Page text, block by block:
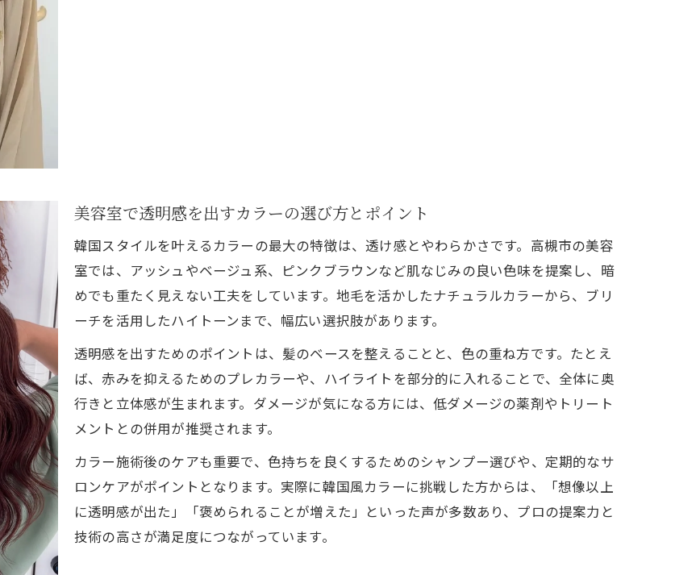
美容室で透明感を出すカラーの選び方とポイント
韓国スタイルを叶えるカラーの最大の特徴は、透け感とやわらかさです。高槻市の美容
室では、アッシュやベージュ系、ピンクブラウンなど肌なじみの良い色味を提案し、暗
めでも重たく見えない工夫をしています。地毛を活かしたナチュラルカラーから、ブリ
ーチを活用したハイトーンまで、幅広い選択肢があります。
透明感を出すためのポイントは、髪のベースを整えることと、色の重ね方です。たとえ
ば、赤みを抑えるためのプレカラーや、ハイライトを部分的に入れることで、全体に奥
行きと立体感が生まれます。ダメージが気になる方には、低ダメージの薬剤やトリート
メントとの併用が推奨されます。
カラー施術後のケアも重要で、色持ちを良くするためのシャンプー選びや、定期的なサ
ロンケアがポイントとなります。実際に韓国風カラーに挑戦した方からは、「想像以上
に透明感が出た」「褒められることが増えた」といった声が多数あり、プロの提案力と
技術の高さが満足度につながっています。